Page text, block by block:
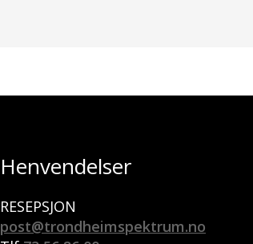
Henvendelser
RESEPSJON
post@trondheimspektrum.no